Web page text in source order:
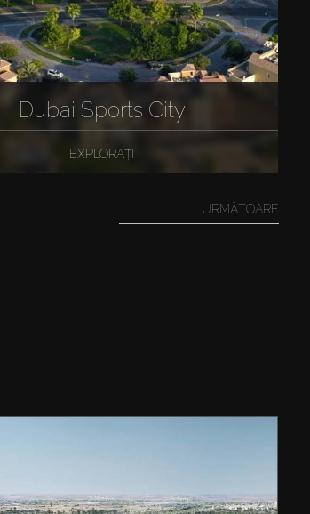
Dubai Sports City
EXPLORAȚI
URMĂTOARE